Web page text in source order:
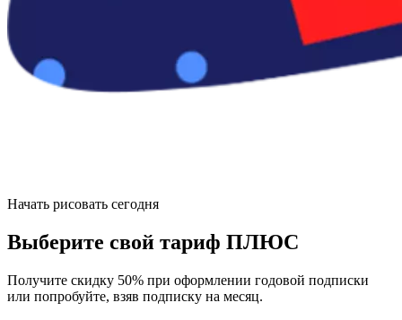
Начать рисовать сегодня
Выберите свой тариф ПЛЮС
Получите скидку 50% при оформлении годовой подписки
или попробуйте, взяв подписку на месяц.